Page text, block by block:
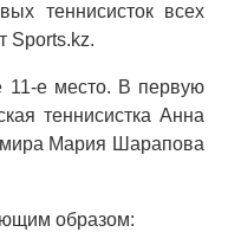
теннисисток всех
Sports.kz.
11-е место. В первую
теннисистка Анна
мира Мария Шарапова
образом: